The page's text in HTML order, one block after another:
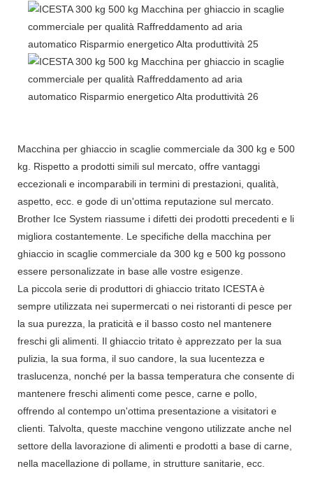
Macchina per ghiaccio in scaglie commerciale da 300 kg e 500
kg. Rispetto a prodotti simili sul mercato, offre vantaggi
eccezionali e incomparabili in termini di prestazioni, qualità,
aspetto, ecc. e gode di un'ottima reputazione sul mercato.
Brother Ice System riassume i difetti dei prodotti precedenti e li
migliora costantemente. Le specifiche della macchina per
ghiaccio in scaglie commerciale da 300 kg e 500 kg possono
essere personalizzate in base alle vostre esigenze.
La piccola serie di produttori di ghiaccio tritato ICESTA è
sempre utilizzata nei supermercati o nei ristoranti di pesce per
la sua purezza, la praticità e il basso costo nel mantenere
freschi gli alimenti. Il ghiaccio tritato è apprezzato per la sua
pulizia, la sua forma, il suo candore, la sua lucentezza e
traslucenza, nonché per la bassa temperatura che consente di
mantenere freschi alimenti come pesce, carne e pollo,
offrendo al contempo un'ottima presentazione a visitatori e
clienti. Talvolta, queste macchine vengono utilizzate anche nel
settore della lavorazione di alimenti e prodotti a base di carne,
nella macellazione di pollame, in strutture sanitarie, ecc.